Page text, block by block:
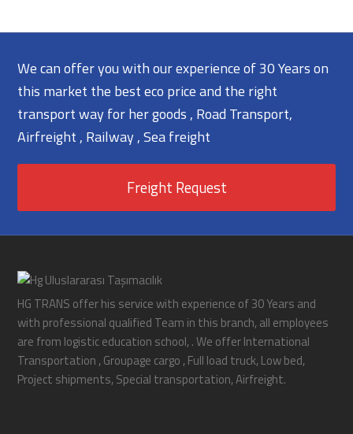
We can offer you with our experience of 30 Years on
this market the best eco price and the right
transport way for her goods , Road Transport,
Airfreight , Railway , Sea freight
Freight Request
HG TRANS offer his service with experience of 30 Years and
with professional qualified Team in this branch, all employees
are from logistic education school, . We offer International
Transportation , Groupage cargo , Full load truck, Low bed,
Project shipments, Special transportation, Airfreight.